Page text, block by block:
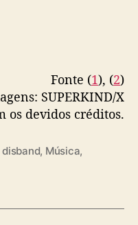
Fonte (1), (2)
SUPERKIND/X
os devidos créditos.
disband, Música,